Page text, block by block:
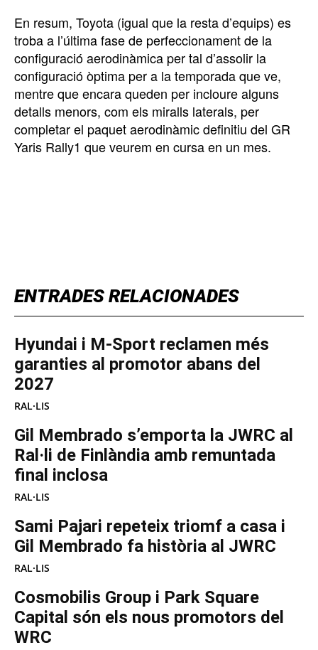
ENTRADES RELACIONADES
Hyundai i M-Sport reclamen més
garanties al promotor abans del
2027
RAL·LIS
Gil Membrado s’emporta la JWRC al
Ral·li de Finlàndia amb remuntada
final inclosa
RAL·LIS
Sami Pajari repeteix triomf a casa i
Gil Membrado fa història al JWRC
RAL·LIS
Cosmobilis Group i Park Square
Capital són els nous promotors del
WRC
En resum, Toyota (igual que la resta d’equips) es
troba a l’última fase de perfeccionament de la
configuració aerodinàmica per tal d’assolir la
configuració òptima per a la temporada que ve,
mentre que encara queden per incloure alguns
detalls menors, com els miralls laterals, per
completar el paquet aerodinàmic definitiu del GR
Yaris Rally1 que veurem en cursa en un mes.